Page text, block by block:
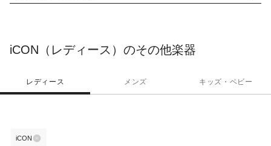
iCON（レディース）のその他楽器
レディース メンズ キッズ・ベビー
iCON